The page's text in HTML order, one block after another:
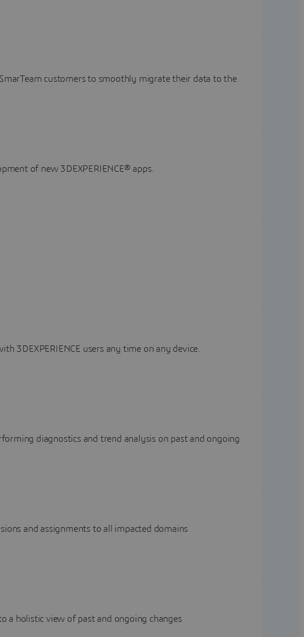
SmarTeam customers to smoothly migrate their data to the
of new 3DEXPERIENCE® apps.
3DEXPERIENCE users any time on any device.
diagnostics and trend analysis on past and ongoing
and assignments to all impacted domains
a holistic view of past and ongoing changes